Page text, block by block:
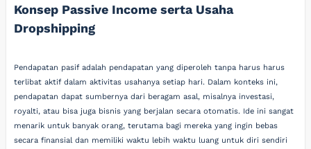
Konsep Passive Income serta Usaha
Dropshipping
Pendapatan pasif adalah pendapatan yang diperoleh tanpa harus harus
terlibat aktif dalam aktivitas usahanya setiap hari. Dalam konteks ini,
pendapatan dapat sumbernya dari beragam asal, misalnya investasi,
royalti, atau bisa juga bisnis yang berjalan secara otomatis. Ide ini sangat
menarik untuk banyak orang, terutama bagi mereka yang ingin bebas
secara finansial dan memiliki waktu lebih waktu luang untuk diri sendiri